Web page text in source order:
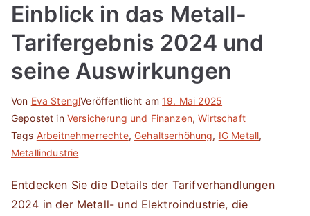
Einblick in das Metall-
Tarifergebnis 2024 und
seine Auswirkungen
Von Eva StenglVeröffentlicht am19. Mai 2025
Gepostet in Versicherung und Finanzen,Wirtschaft
Tags Arbeitnehmerrechte, Gehaltserhöhung, IG Metall,
Metallindustrie
Entdecken Sie die Details der Tarifverhandlungen
2024 in der Metall- und Elektroindustrie, die